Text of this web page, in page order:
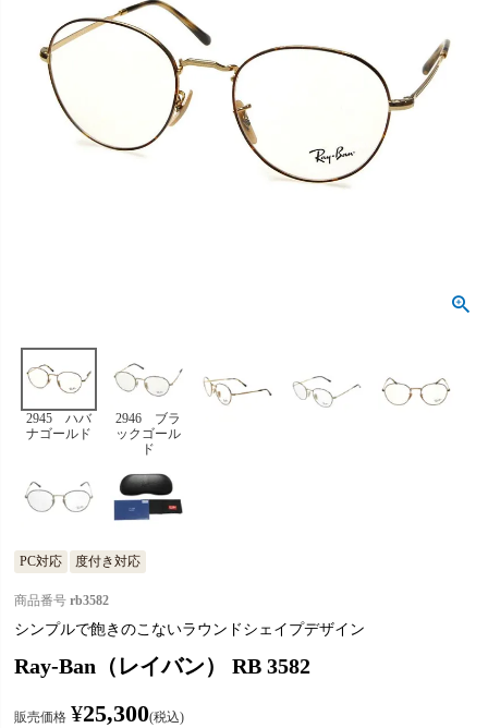
2945 ハバ
ナゴールド
2946 ブラ
ックゴール
ド
PC対応 度付き対応
商品番号 rb3582
シンプルで飽きのこないラウンドシェイプデザイン
Ray-Ban（レイバン） RB 3582
販売価格 ¥25,300 税込